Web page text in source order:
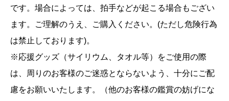
です。場合によっては、拍手などが起こる場合もござい
ます。ご理解のうえ、ご購入ください。(ただし危険行為
は禁止しております)。
※応援グッズ（サイリウム、タオル等）をご使用の際
は、周りのお客様のご迷惑とならないよう、十分にご配
慮をお願いいたします。（他のお客様の鑑賞の妨げにな